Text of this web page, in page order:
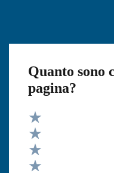
Quanto sono
pagina?
Valuta 5 stelle su 5
Valuta 4 stelle su 5
Valuta 3 stelle su 5